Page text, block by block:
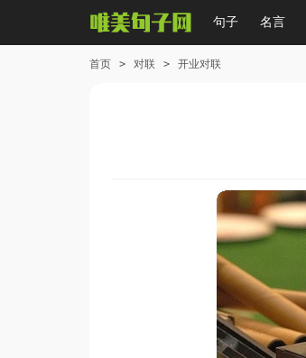
句子 名言
首页 > 对联 > 开业对联